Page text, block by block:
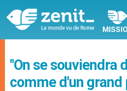
"On se souviendra
comme d'un grand